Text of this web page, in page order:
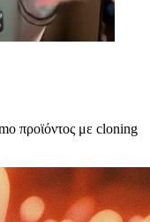
προϊόντος με cloning